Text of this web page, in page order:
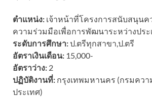
ตำแหน่ง: เจ้าหน้าที่โครงการสนับสนุน
ความร่วมมือเพื่อการพัฒนาระหว่างประ
ระดับการศึกษา:ป.ตรีทุกสาขา,ป.ตรี
อัตราเงินเดือน: 15,000-
อัตราว่าง: 2
ปฏิบัติงานที่: กรุงเทพมหานคร (กรมคว
ประเทศ)